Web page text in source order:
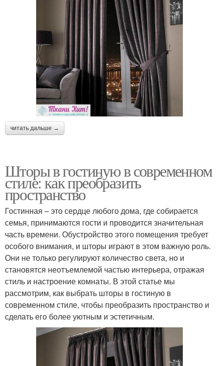
читать дальше →
Шторы в гостиную в современном
стиле: как преобразить
пространство
Гостинная – это сердце любого дома, где собирается
семья, принимаются гости и проводится значительная
часть времени. Обустройство этого помещения требует
особого внимания, и шторы играют в этом важную роль.
Они не только регулируют количество света, но и
становятся неотъемлемой частью интерьера, отражая
стиль и настроение комнаты. В этой статье мы
рассмотрим, как выбрать шторы в гостиную в
современном стиле, чтобы преобразить пространство и
сделать его более уютным и эстетичным.